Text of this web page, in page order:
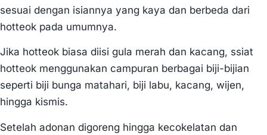
sesuai dengan isiannya yang kaya dan berbeda dari
hotteok pada umumnya.
Jika hotteok biasa diisi gula merah dan kacang, ssiat
hotteok menggunakan campuran berbagai biji-bijian
seperti biji bunga matahari, biji labu, kacang, wijen,
hingga kismis.
Setelah adonan digoreng hingga kecokelatan dan